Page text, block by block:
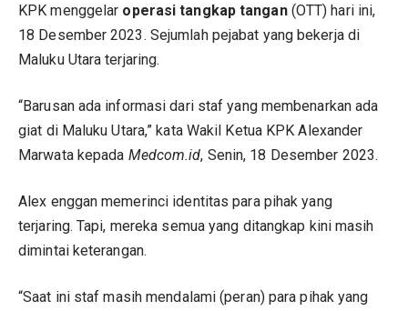
KPK menggelar operasi tangkap tangan(OTT) hari ini,
18 Desember 2023. Sejumlah pejabat yang bekerja di
Maluku Utara terjaring.
“Barusan ada informasi dari staf yang membenarkan ada
giat di Maluku Utara,” kata Wakil Ketua KPK Alexander
Marwata kepada Medcom.id, Senin, 18 Desember 2023.
Alex enggan memerinci identitas para pihak yang
terjaring. Tapi, mereka semua yang ditangkap kini masih
dimintai keterangan.
“Saat ini staf masih mendalami (peran) para pihak yang